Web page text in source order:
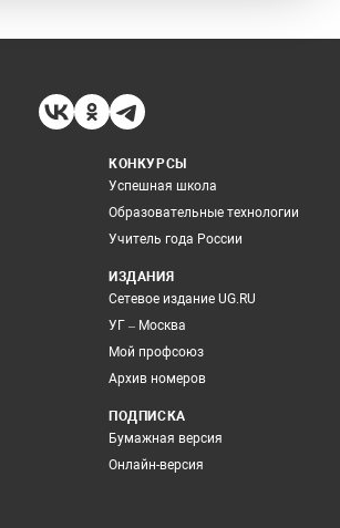
КОНКУРСЫ
Успешная школа
Образовательные технологии
Учитель года России
ИЗДАНИЯ
Сетевое издание UG.RU
УГ – Москва
Мой профсоюз
Архив номеров
ПОДПИСКА
Бумажная версия
Онлайн-версия